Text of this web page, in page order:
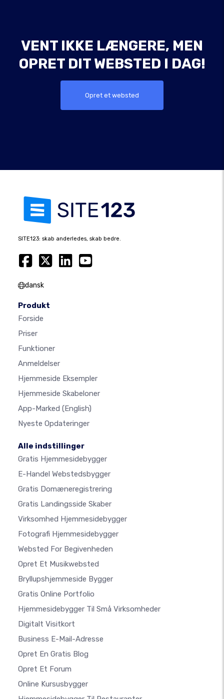
VENT IKKE LÆNGERE, MEN
OPRET DIT WEBSTED I DAG!
Opret et websted
SITE123: skab anderledes, skab bedre.
dansk
Produkt
Forside
Priser
Funktioner
Anmeldelser
Hjemmeside Eksempler
Hjemmeside Skabeloner
App-Marked (English)
Nyeste Opdateringer
Alle indstillinger
Gratis Hjemmesidebygger
E-Handel Webstedsbygger
Gratis Domæneregistrering
Gratis Landingsside Skaber
Virksomhed Hjemmesidebygger
Fotografi Hjemmesidebygger
Websted For Begivenheden
Opret Et Musikwebsted
Bryllupshjemmeside Bygger
Gratis Online Portfolio
Hjemmesidebygger Til Små Virksomheder
Digitalt Visitkort
Business E-Mail-Adresse
Opret En Gratis Blog
Opret Et Forum
Online Kursusbygger